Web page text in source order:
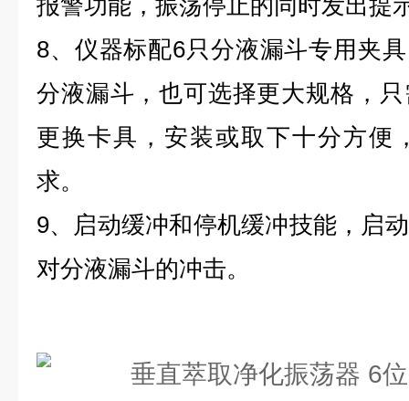
报警功能，振荡停止的同时发出提
8、仪器标配6只分液漏斗专用夹
分液漏斗，也可选择更大规格，
更换卡具，安装或取下十分方便
求。
9、启动缓冲和停机缓冲技能，启
对分液漏斗的冲击。